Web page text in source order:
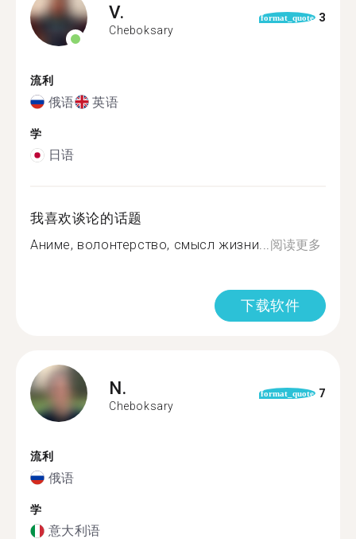
V.
Cheboksary
format_quote 3
流利
俄语 英语
学
日语
我喜欢谈论的话题
Аниме, волонтерство, смысл жизни...阅读更多
下载软件
N.
Cheboksary
format_quote 7
流利
俄语
学
意大利语